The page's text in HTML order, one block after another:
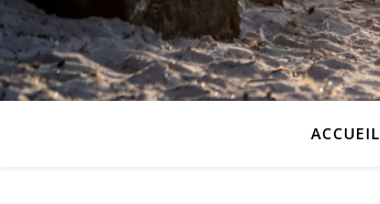
ACCUEIL